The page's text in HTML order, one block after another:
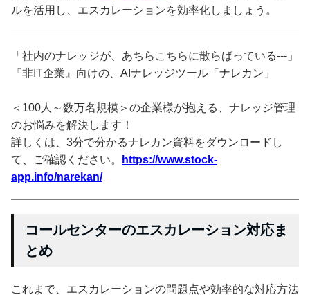
ルを活用し、エスカレーションを効率化しましょう。
「社内のナレッジが、あちらこちらに散らばっている---」
『非IT企業』向けの、AIナレッジツール「ナレカン」
＜100人～数万名規模＞の企業様が抱える、ナレッジ管理
のお悩みを解決します！
詳しくは、3分で分かるナレカン資料をダウンロードし
て、ご確認ください。
https://www.stock-
app.info/narekan/
コールセンターのエスカレーション対応ま
とめ
これまで、エスカレーションの問題点や効率的な対応方法